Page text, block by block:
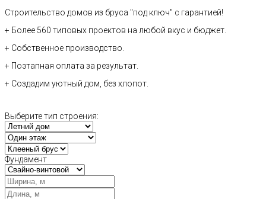
Строительство домов из бруса "под ключ" с гарантией!
+ Более 560 типовых проектов на любой вкус и бюджет.
+ Собственное производство.
+ Поэтапная оплата за результат.
+ Создадим уютный дом, без хлопот.
Выберите тип строения:
Фундамент